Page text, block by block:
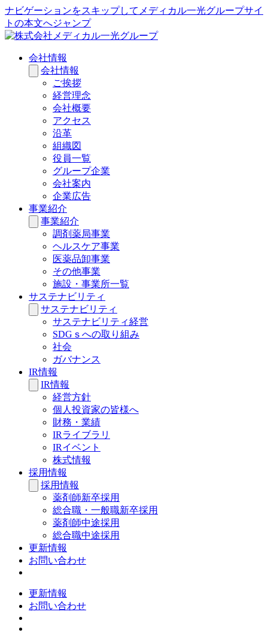
ナビゲーションをスキップしてメディカル一光グループサイ
トの本文へジャンプ
会社情報
会社情報
ご挨拶
経営理念
会社概要
アクセス
沿革
組織図
役員一覧
グループ企業
会社案内
企業広告
事業紹介
事業紹介
調剤薬局事業
ヘルスケア事業
医薬品卸事業
その他事業
施設・事業所一覧
サステナビリティ
サステナビリティ
サステナビリティ経営
SDGｓへの取り組み
社会
ガバナンス
IR情報
IR情報
経営方針
個人投資家の皆様へ
財務・業績
IRライブラリ
IRイベント
株式情報
採用情報
採用情報
薬剤師新卒採用
総合職・一般職新卒採用
薬剤師中途採用
総合職中途採用
更新情報
お問い合わせ
更新情報
お問い合わせ